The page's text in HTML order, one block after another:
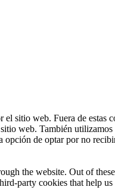
sitio web. Fuera de estas
web. También
de optar por no
the website. Out of
party cookies that help